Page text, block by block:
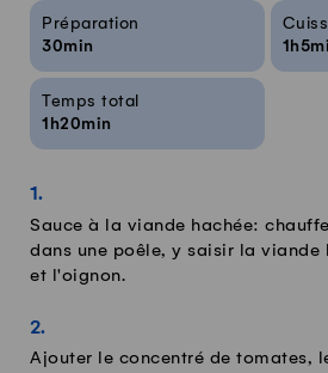
Infos sur la recette
Préparation
30min
Temps total
1h20min
Sauce à la viande hachée:
dans une poêle, y saisir la viande
et l'oignon.
Ajouter le concentré de tomates,